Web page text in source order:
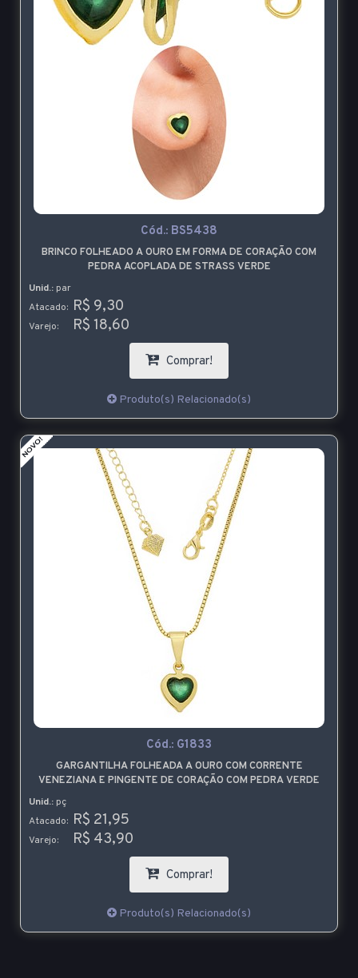
Cód.: BS5438
BRINCO FOLHEADO A OURO EM FORMA DE CORAÇÃO COM
PEDRA ACOPLADA DE STRASS VERDE
Unid.: par
Atacado: R$ 9,30
Varejo: R$ 18,60
Comprar!
Produto(s) Relacionado(s)
Cód.: G1833
GARGANTILHA FOLHEADA A OURO COM CORRENTE
VENEZIANA E PINGENTE DE CORAÇÃO COM PEDRA VERDE
Unid.: pç
Atacado: R$ 21,95
Varejo: R$ 43,90
Comprar!
Produto(s) Relacionado(s)